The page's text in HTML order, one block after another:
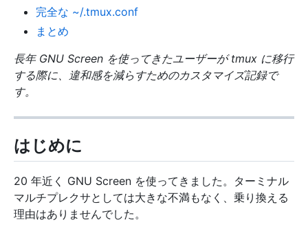
完全な ~/.tmux.conf
まとめ
長年 GNU Screen を使ってきたユーザーが tmux に移行
する際に、違和感を減らすためのカスタマイズ記録で
す。
はじめに
20 年近く GNU Screen を使ってきました。ターミナル
マルチプレクサとしては大きな不満もなく、乗り換える
理由はありませんでした。